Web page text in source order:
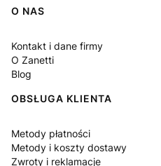
Linki w stopce
O NAS
Kontakt i dane firmy
O Zanetti
Blog
OBSŁUGA KLIENTA
Metody płatności
Metody i koszty dostawy
Zwroty i reklamacje